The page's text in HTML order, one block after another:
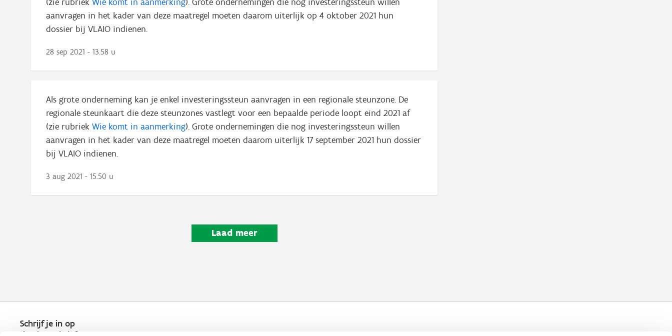
aanvragen in het kader van deze maatregel moeten daarom uiterlijk op 4 oktober 2021 hun
dossier bij VLAIO indienen.
28 sep 2021 - 13.58 u
Als grote onderneming kan je enkel investeringssteun aanvragen in een regionale steunzone. De
regionale steunkaart die deze steunzones vastlegt voor een bepaalde periode loopt eind 2021 af
(zie rubriek Wie komt in aanmerking). Grote ondernemingen die nog investeringssteun willen
aanvragen in het kader van deze maatregel moeten daarom uiterlijk 17 september 2021 hun dossier
bij VLAIO indienen.
3 aug 2021 - 15.50 u
Laad meer
Schrijf je in op